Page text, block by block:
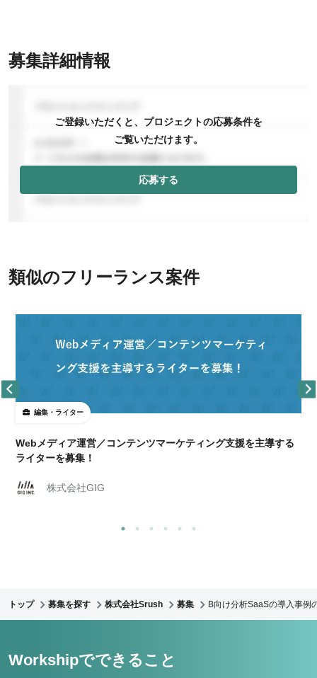
募集詳細情報
ご登録いただくと、プロジェクトの応募条件を
ご覧いただけます。
応募する
類似のフリーランス案件
編集・ライター
Webメディア運営／コンテンツマーケティング支援を主導する
ライターを募集！
株式会社GIG
トップ 募集を探す 株式会社Srush 募集 B向け分析SaaSの導入事例
Workshipでできること